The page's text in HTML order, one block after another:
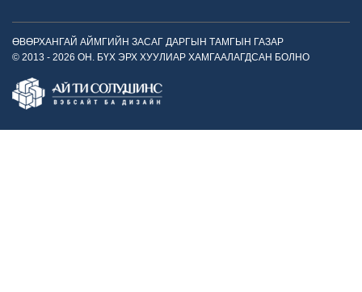
ӨВӨРХАНГАЙ АЙМГИЙН ЗАСАГ ДАРГЫН ТАМГЫН ГАЗАР
© 2013 - 2026 ОН. БҮХ ЭРХ ХУУЛИАР ХАМГААЛАГДСАН БОЛНО